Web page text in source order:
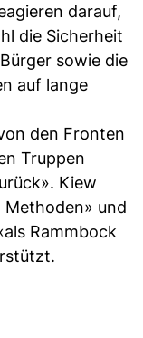
darauf,
die Sicherheit
sowie die
auf lange
den Fronten
Truppen
Kiew
und
Rammbock